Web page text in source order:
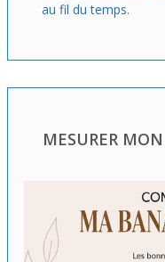
au fil du temps.
MESURER